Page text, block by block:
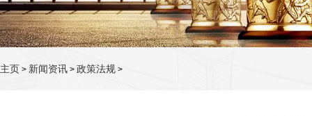
主页 > 新闻资讯 > 政策法规 >